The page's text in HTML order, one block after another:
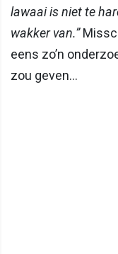
lawaai is niet te
wakker van.”
eens zo’n
zou geven…